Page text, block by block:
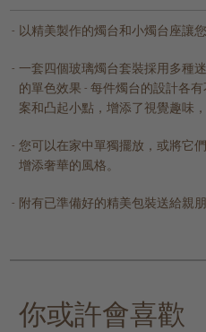
以精美製作的燭台和小燭台座讓
一套四個玻璃燭台套裝採用多種
的單色效果 - 每件燭台的設計各
案和凸起小點，增添了視覺趣味
您可以在家中單獨擺放，或將它
增添奢華的風格。
附有已準備好的精美包裝送給親
你或許會喜歡